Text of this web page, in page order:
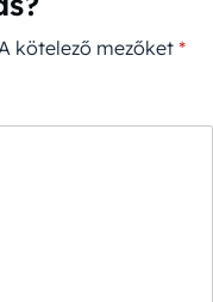
A kötelező mezőket *